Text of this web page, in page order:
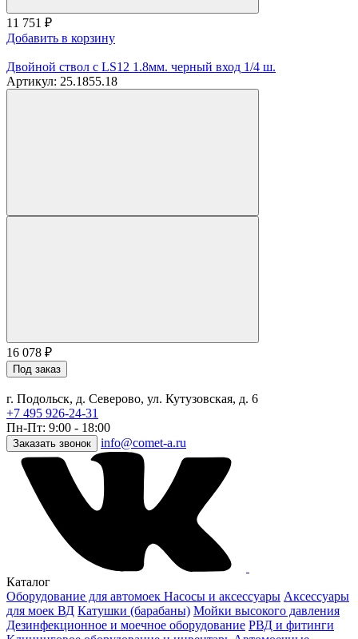
11 751 ₽
Добавить в корзину
Двойной ствол с LS12 1.8мм. черный вход 1/4 ш.
Артикул: 25.1855.18
16 078 ₽
Под заказ
г. Подольск, д. Северово, ул. Кутузовская, д. 6
+7 495 926-24-31
Пн-Пт: 9:00 - 18:00
Заказать звонок info@comet-a.ru
Каталог
Оборудование для автомоек Насосы и аксессуары Аксессуары
для моек ВД Катушки (барабаны) Мойки высокого давления
Дезинфекционное и моечное оборудование РВД и фитинги